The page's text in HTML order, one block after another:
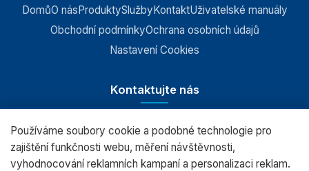
DomůO násProduktySlužbyKontaktUživatelské manuály
Obchodní podmínkyOchrana osobních údajů
Nastavení Cookies
Kontaktujte nás
RADWAG CZ s.r.o., Šumperk
+420 583 210 016
Používáme soubory cookie a podobné technologie pro
zajištění funkčnosti webu, měření návštěvnosti,
vyhodnocování reklamních kampaní a personalizaci reklam.